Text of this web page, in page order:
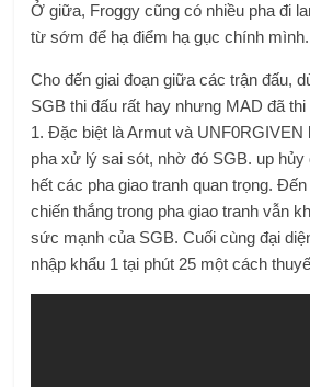
Ở giữa, Froggy cũng có nhiều pha đi
từ sớm để hạ điểm hạ gục chính mình.
Cho đến giai đoạn giữa các trận đấu,
SGB thi đấu rất hay nhưng MAD đã
1. Đặc biệt là Armut và UNF0RGIVEN
pha xử lý sai sót, nhờ đó SGB. up hủy
hết các pha giao tranh quan trọng.
chiến thắng trong pha giao tranh vẫn
sức mạnh của SGB. Cuối cùng đại
nhập khẩu 1 tại phút 25 một cách